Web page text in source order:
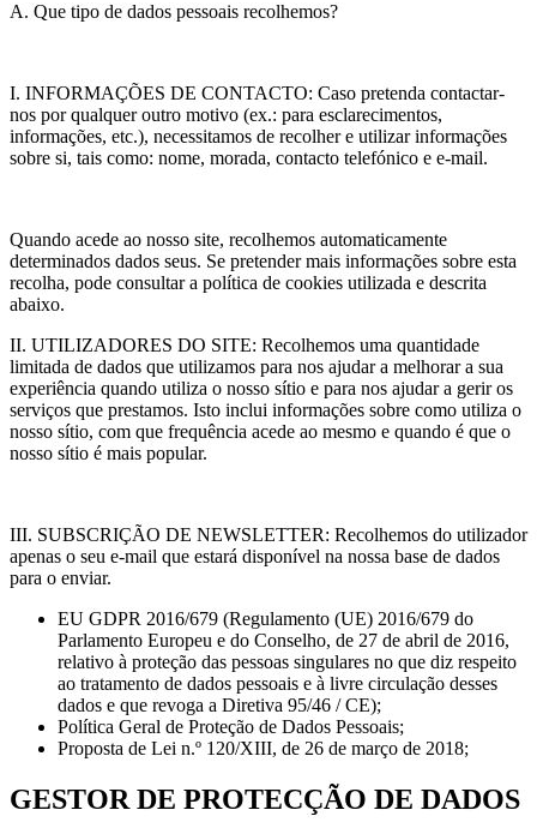
A. Que tipo de dados pessoais recolhemos?
I. INFORMAÇÕES DE CONTACTO: Caso pretenda contactar-
nos por qualquer outro motivo (ex.: para esclarecimentos,
informações, etc.), necessitamos de recolher e utilizar informações
sobre si, tais como: nome, morada, contacto telefónico e e-mail.
Quando acede ao nosso site, recolhemos automaticamente
determinados dados seus. Se pretender mais informações sobre esta
recolha, pode consultar a política de cookies utilizada e descrita
abaixo.
II. UTILIZADORES DO SITE: Recolhemos uma quantidade
limitada de dados que utilizamos para nos ajudar a melhorar a sua
experiência quando utiliza o nosso sítio e para nos ajudar a gerir os
serviços que prestamos. Isto inclui informações sobre como utiliza o
nosso sítio, com que frequência acede ao mesmo e quando é que o
nosso sítio é mais popular.
III. SUBSCRIÇÃO DE NEWSLETTER: Recolhemos do utilizador
apenas o seu e-mail que estará disponível na nossa base de dados
para o enviar.
EU GDPR 2016/679 (Regulamento (UE) 2016/679 do
Parlamento Europeu e do Conselho, de 27 de abril de 2016,
relativo à proteção das pessoas singulares no que diz respeito
ao tratamento de dados pessoais e à livre circulação desses
dados e que revoga a Diretiva 95/46 / CE);
Política Geral de Proteção de Dados Pessoais;
Proposta de Lei n.º 120/XIII, de 26 de março de 2018;
GESTOR DE PROTECÇÃO DE DADOS